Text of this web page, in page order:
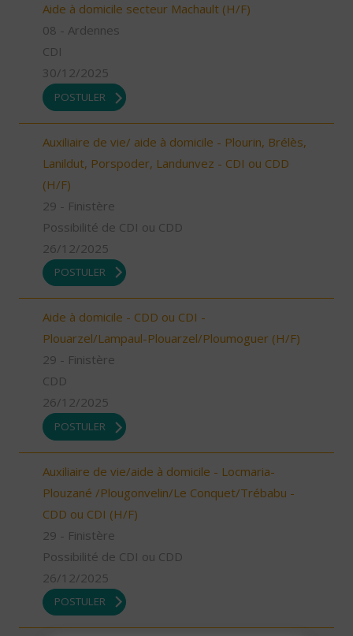
Aide à domicile secteur Machault (H/F)
08 - Ardennes
CDI
30/12/2025
POSTULER
Auxiliaire de vie/ aide à domicile - Plourin, Brélès,
Lanildut, Porspoder, Landunvez - CDI ou CDD
(H/F)
29 - Finistère
Possibilité de CDI ou CDD
26/12/2025
POSTULER
Aide à domicile - CDD ou CDI -
Plouarzel/Lampaul-Plouarzel/Ploumoguer (H/F)
29 - Finistère
CDD
26/12/2025
POSTULER
Auxiliaire de vie/aide à domicile - Locmaria-
Plouzané /Plougonvelin/Le Conquet/Trébabu -
CDD ou CDI (H/F)
29 - Finistère
Possibilité de CDI ou CDD
26/12/2025
POSTULER